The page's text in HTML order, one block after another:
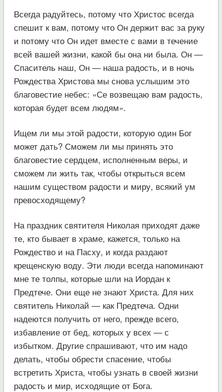
Всегда радуйтесь, потому что Христос всегда
спешит к вам, потому что Он держит вас за руку
и потому что Он идет вместе с вами в течение
всей вашей жизни, какой бы она ни была. Он —
Спаситель наш, Он — наша радость, и в ночь
Рождества Христова мы снова услышим это
благовестие небес: «Се возвещаю вам радость,
которая будет всем людям».
Ищем ли мы этой радости, которую один Бог
может дать? Сможем ли мы принять это
благовестие сердцем, исполненным веры, и
сможем ли жить так, чтобы открыться всем
нашим существом радости и миру, всякий ум
превосходящему?
На праздник святителя Николая приходят даже
те, кто бывает в храме, кажется, только на
Рождество и на Пасху, и когда раздают
крещенскую воду. Эти люди всегда напоминают
мне те толпы, которые шли на Иордан к
Предтече. Они еще не знают Христа. Для них
святитель Николай — как Предтеча. Одни
надеются получить от него, прежде всего,
избавление от бед, которых у всех — с
избытком. Другие спрашивают, что им надо
делать, чтобы обрести спасение, чтобы
встретить Христа, чтобы узнать в своей жизни
радость и мир, исходящие от Бога.